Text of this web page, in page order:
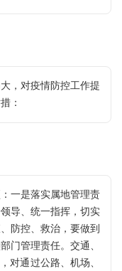
，对疫情防控工作提
：
一是落实属地管理责
导、统一指挥，切实
防控、救治，要做到
门管理责任。交通、
对通过公路、机场、